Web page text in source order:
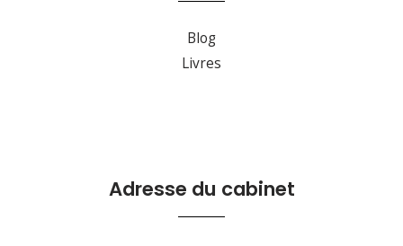
Blog
Livres
Adresse du cabinet